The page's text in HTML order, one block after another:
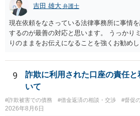
吉田 雄大 弁護士
現在依頼をなさっている法律事務所に事情
するのが最善の対応と思います。 うっかり
りのままをお伝えになることを強くお勧め
早ければ早いほどいいのは間違いありませ
ます。
9
詐欺に利用された口座の責任
いて
#詐欺被害での債務 #借金返済の相談・交渉 #督促
2026年8月6日